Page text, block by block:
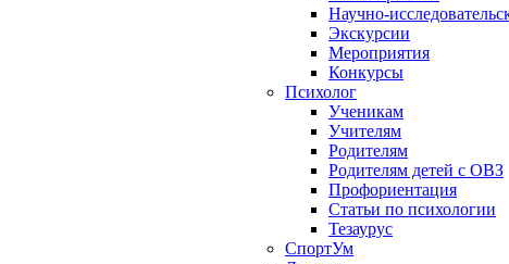
Научно-
Экскурсии
Мероприятия
Конкурсы
Психолог
Ученикам
Учителям
Родителям
Родителям детей с ОВЗ
Профориентация
Статьи по психологии
Тезаурус
СпортУм